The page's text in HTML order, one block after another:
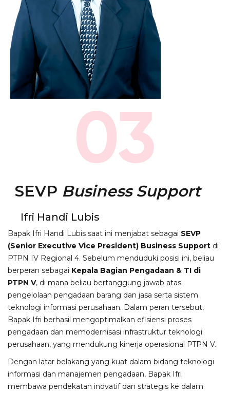
03
SEVP Business Support
Ifri Handi Lubis
Bapak Ifri Handi Lubis saat ini menjabat sebagai SEVP
(Senior Executive Vice President) Business Support di
PTPN IV Regional 4. Sebelum menduduki posisi ini, beliau
berperan sebagai Kepala Bagian Pengadaan & TI di
PTPN V, di mana beliau bertanggung jawab atas
pengelolaan pengadaan barang dan jasa serta sistem
teknologi informasi perusahaan. Dalam peran tersebut,
Bapak Ifri berhasil mengoptimalkan efisiensi proses
pengadaan dan memodernisasi infrastruktur teknologi
perusahaan, yang mendukung kinerja operasional PTPN V.
Dengan latar belakang yang kuat dalam bidang teknologi
informasi dan manajemen pengadaan, Bapak Ifri
membawa pendekatan inovatif dan strategis ke dalam